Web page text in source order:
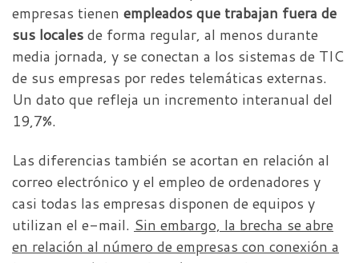
empresas tienen empleados que trabajan fuera de
sus localesde forma regular, al menos durante
media jornada, y se conectan a los sistemas de TIC
de sus empresas por redes telemáticas externas.
Un dato que refleja un incremento interanual del
19,7%.
Las diferencias también se acortan en relación al
correo electrónico y el empleo de ordenadores y
casi todas las empresas disponen de equipos y
utilizan el e-mail. Sin embargo, la brecha se abre
en relación al número de empresas con conexión a